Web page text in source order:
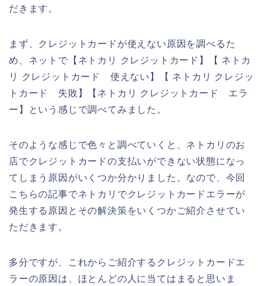
だきます。
まず、クレジットカードが使えない原因を調べるた
め、ネットで【ネトカリ クレジットカード】【 ネトカ
リ クレジットカード 使えない】【 ネトカリ クレジッ
トカード 失敗】【ネトカリ クレジットカード エラ
ー】という感じで調べてみました。
そのような感じで色々と調べていくと、ネトカリのお
店でクレジットカードの支払いができない状態になっ
てしまう原因がいくつか分かりました。なので、今回
こちらの記事でネトカリでクレジットカードエラーが
発生する原因とその解決策をいくつかご紹介させてい
ただきます。
多分ですが、これからご紹介するクレジットカードエ
ラーの原因は、ほとんどの人に当てはまると思いま